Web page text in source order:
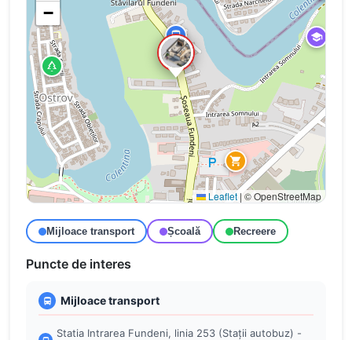
−
Leaflet | © OpenStreetMap
Mijloace transport Școală Recreere
Puncte de interes
Mijloace transport
Statia Intrarea Fundeni, linia 253 (Stații autobuz) -